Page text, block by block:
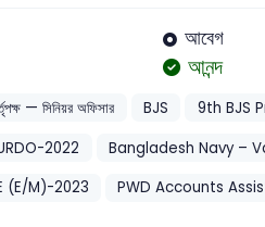
আবেগ
আনন্দ
— সিনিয়র অফিসার BJS 9th BJS
2022
Bangladesh Navy –
(E/M)-2023
PWD Accounts